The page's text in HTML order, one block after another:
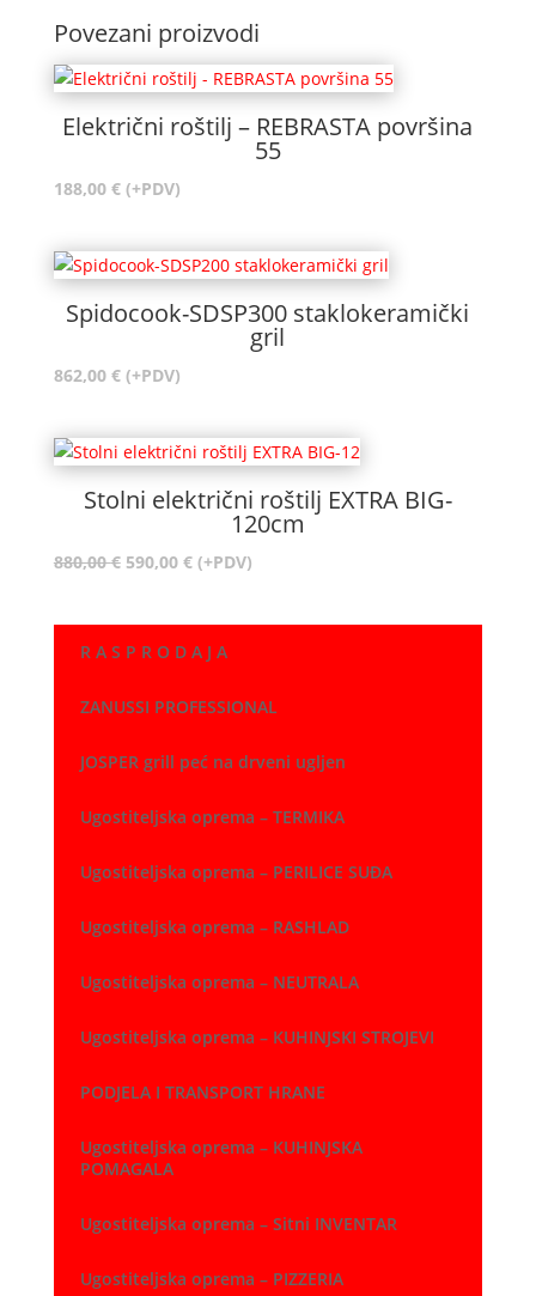
Povezani proizvodi
Električni roštilj – REBRASTA površina
55
188,00 € (+PDV)
Spidocook-SDSP300 staklokeramički
gril
862,00 € (+PDV)
Stolni električni roštilj EXTRA BIG-
120cm
880,00€ Izvorna
je:
590,00 €Trenutna
590,00 €.
(+PDV)
R A S P R O D A J A
ZANUSSI PROFESSIONAL
JOSPER grill peć na drveni ugljen
Ugostiteljska oprema – TERMIKA
Ugostiteljska oprema – PERILICE SUĐA
Ugostiteljska oprema – RASHLAD
Ugostiteljska oprema – NEUTRALA
Ugostiteljska oprema – KUHINJSKI STROJEVI
PODJELA I TRANSPORT HRANE
Ugostiteljska oprema – KUHINJSKA
POMAGALA
Ugostiteljska oprema – Sitni INVENTAR
Ugostiteljska oprema – PIZZERIA